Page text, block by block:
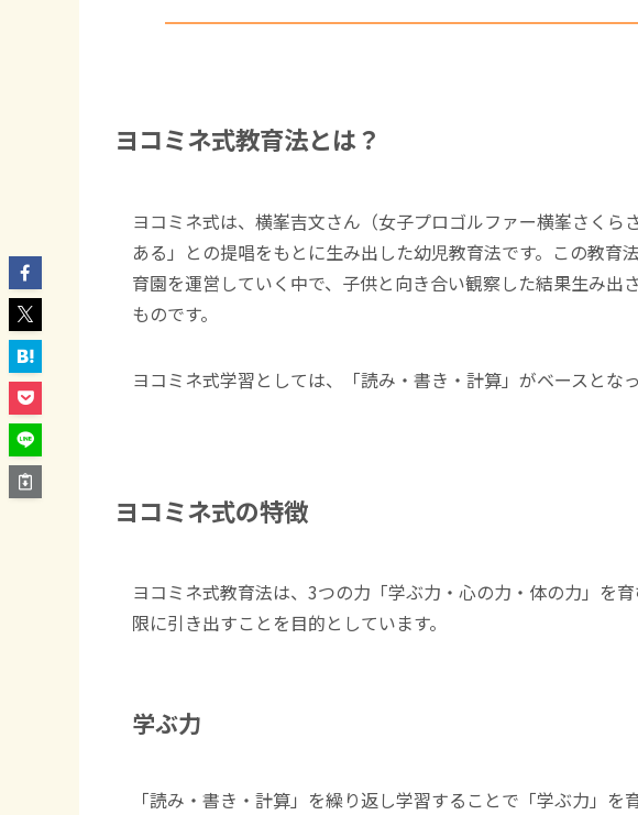
ヨコミネ式教育法とは？
ヨコミネ式は、 横峯吉文さん（女子プロゴルファー横峯さくら
ある」との提唱をもとに生み出した幼児教育法です。この教育
育園を運営していく中で、子供と向き合い観察した結果生み出
ものです。
ヨコミネ式学習としては、「読み・書き・計算」がベースとなっ
ヨコミネ式の特徴
ヨコミネ式教育法は、3つの力「学ぶ力・心の力・体の力」を
限に引き出すことを目的としています。
学ぶ力
「読み・書き・計算」を繰り返し学習することで「学ぶ力」を育